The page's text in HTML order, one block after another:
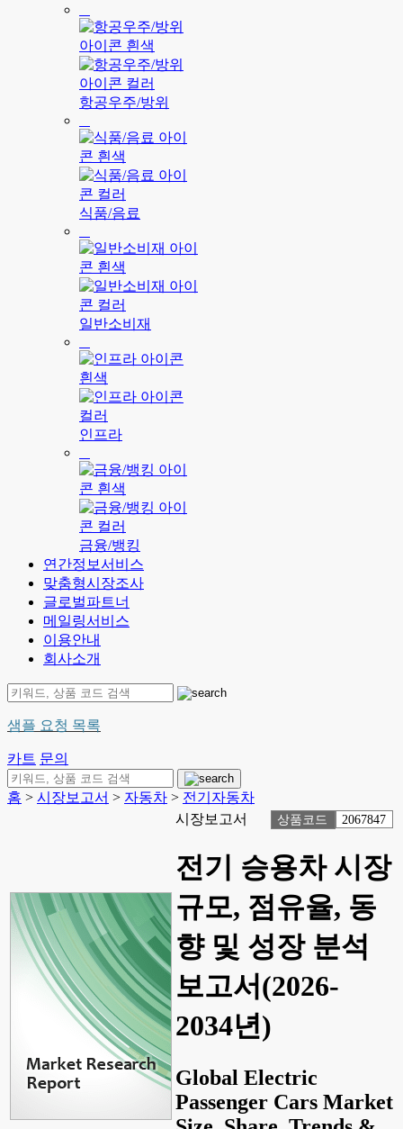
항공우주/방위
식품/음료
일반소비재
인프라
금융/뱅킹
연간정보서비스
맞춤형시장조사
글로벌파트너
메일링서비스
이용안내
회사소개
샘플 요청 목록
카트 문의
홈 > 시장보고서 > 자동차 > 전기자동차
시장보고서
상품코드 2067847
전기 승용차 시장
규모, 점유율, 동
향 및 성장 분석
보고서(2026-
2034년)
Global Electric
Passenger Cars Market